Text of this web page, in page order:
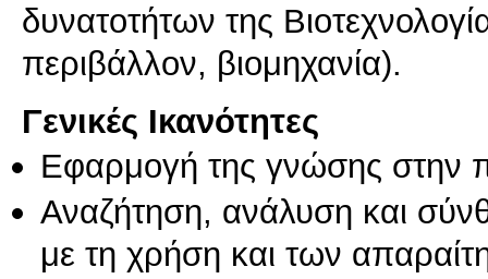
δυνατοτήτων της
περιβάλλον, βιομηχανία).
Γενικές Ικανότητες
Εφαρμογή της γνώσης στην
Αναζήτηση, ανάλυση και
με τη χρήση και των